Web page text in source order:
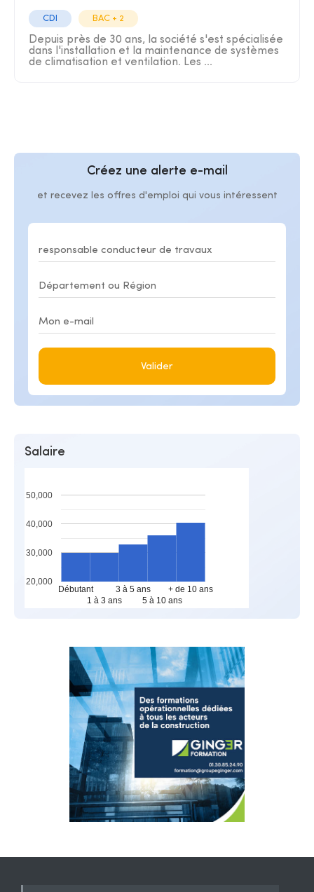
CDI BAC + 2
Depuis près de 30 ans, la société s'est spécialisée
dans l'installation et la maintenance de systèmes
de climatisation et ventilation. Les ...
Créez une alerte e-mail
et recevez les offres d'emploi qui vous intéressent
Valider
Salaire
Débutant
1 à 3 ans
3 à 5 ans
5 à 10 ans
+ de 10 ans
20,000
30,000
40,000
50,000